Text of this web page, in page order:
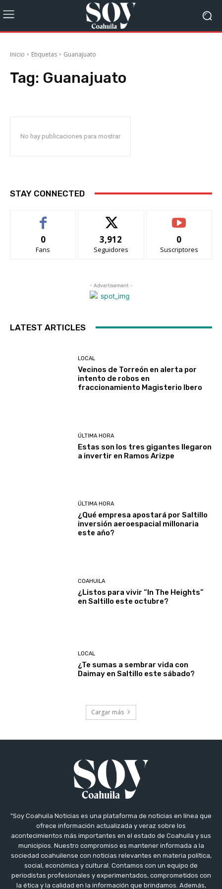
Inicio Etiquetas Guanajuato
Tag: Guanajuato
No hay publicaciones para mostrar
STAY CONNECTED
0
Fans
3,912
Seguidores
0
Suscriptores
- Advertisement -
LATEST ARTICLES
LOCAL
Vecinos de Torreón en alerta por
intento de robos en
fraccionamiento Magisterio Ibero
ÚLTIMA HORA
Estas son los tres gigantes llegaron
a invertir en Ramos Arizpe
ÚLTIMA HORA
¿Qué empresa apostará por Saltillo
inversión aeroespacial millonaria
este año?
COAHUILA
¿Listos para vivir “In The Heights”
en Saltillo este octubre?
LOCAL
¿Te sumas a sembrar vida con
Daimay en Saltillo este sábado?
Cargar más
"Soy Coahuila Noticias es una plataforma de noticias en línea que
ofrece información actualizada y veraz sobre los
acontecimientos más importantes en el estado de Coahuila y sus
municipios. Nuestro compromiso es mantener informada a la
sociedad coahuilense con noticias relevantes en materia política,
social, económica y cultural. Contamos con un equipo de
periodistas profesionales y experimentados, comprometidos con
la ética y la calidad en la información que brindamos. Además,